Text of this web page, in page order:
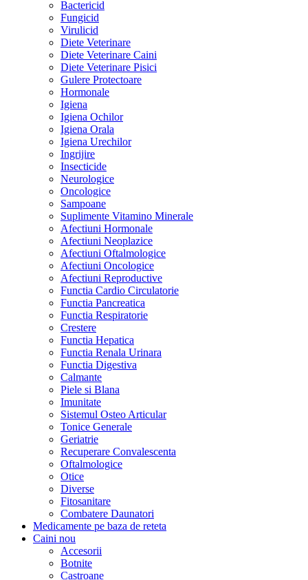
Bactericid
Fungicid
Virulicid
Diete Veterinare
Diete Veterinare Caini
Diete Veterinare Pisici
Gulere Protectoare
Hormonale
Igiena
Igiena Ochilor
Igiena Orala
Igiena Urechilor
Ingrijire
Insecticide
Neurologice
Oncologice
Sampoane
Suplimente Vitamino Minerale
Afectiuni Hormonale
Afectiuni Neoplazice
Afectiuni Oftalmologice
Afectiuni Oncologice
Afectiuni Reproductive
Functia Cardio Circulatorie
Functia Pancreatica
Functia Respiratorie
Crestere
Functia Hepatica
Functia Renala Urinara
Functia Digestiva
Calmante
Piele si Blana
Imunitate
Sistemul Osteo Articular
Tonice Generale
Geriatrie
Recuperare Convalescenta
Oftalmologice
Otice
Diverse
Fitosanitare
Combatere Daunatori
Medicamente pe baza de reteta
Caini nou
Accesorii
Botnite
Castroane